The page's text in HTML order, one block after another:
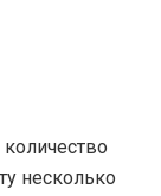
несколько